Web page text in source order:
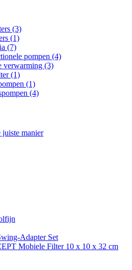
(3)
(1)
(7)
pompen (4)
verwarming (3)
(1)
(1)
(4)
juiste manier
Adapter Set
Mobiele Filter 10 x 10 x 32 cm